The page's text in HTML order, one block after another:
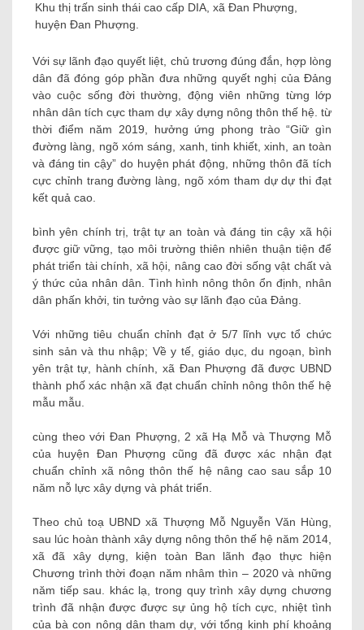
Khu thị trấn sinh thái cao cấp DIA, xã Đan Phượng,
huyện Đan Phượng.
Với sự lãnh đạo quyết liệt, chủ trương đúng đắn, hợp lòng
dân đã đóng góp phần đưa những quyết nghị của Đảng
vào cuộc sống đời thường, động viên những từng lớp
nhân dân tích cực tham dự xây dựng nông thôn thế hệ. từ
thời điểm năm 2019, hưởng ứng phong trào “Giữ gìn
đường làng, ngõ xóm sáng, xanh, tinh khiết, xinh, an toàn
và đáng tin cậy” do huyện phát động, những thôn đã tích
cực chỉnh trang đường làng, ngõ xóm tham dự dự thi đạt
kết quả cao.
bình yên chính trị, trật tự an toàn và đáng tin cậy xã hội
được giữ vững, tạo môi trường thiên nhiên thuận tiện để
phát triển tài chính, xã hội, nâng cao đời sống vật chất và
ý thức của nhân dân. Tình hình nông thôn ổn định, nhân
dân phấn khởi, tin tưởng vào sự lãnh đạo của Đảng.
Với những tiêu chuẩn chỉnh đạt ở 5/7 lĩnh vực tổ chức
sinh sản và thu nhập; Về y tế, giáo dục, du ngoạn, bình
yên trật tự, hành chính, xã Đan Phượng đã được UBND
thành phố xác nhận xã đạt chuẩn chỉnh nông thôn thế hệ
mẫu mẫu.
cùng theo với Đan Phượng, 2 xã Hạ Mỗ và Thượng Mỗ
của huyện Đan Phượng cũng đã được xác nhận đạt
chuẩn chỉnh xã nông thôn thế hệ nâng cao sau sắp 10
năm nỗ lực xây dựng và phát triển.
Theo chủ toạ UBND xã Thượng Mỗ Nguyễn Văn Hùng,
sau lúc hoàn thành xây dựng nông thôn thế hệ năm 2014,
xã đã xây dựng, kiện toàn Ban lãnh đạo thực hiện
Chương trình thời đoạn năm nhâm thìn – 2020 và những
năm tiếp sau. khác lạ, trong quy trình xây dựng chương
trình đã nhận được được sự ủng hộ tích cực, nhiệt tình
của bà con nông dân tham dự, với tổng kinh phí khoảng